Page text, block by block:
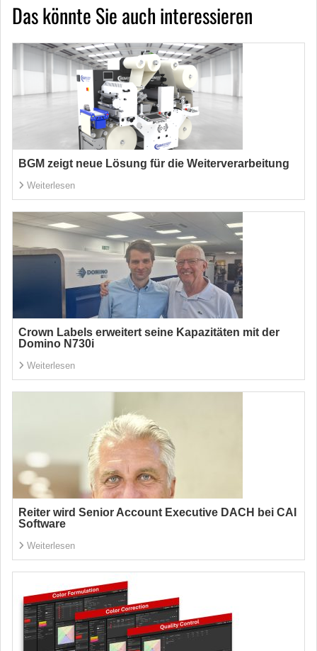
Das könnte Sie auch interessieren
BGM zeigt neue Lösung für die Weiterverarbeitung
Weiterlesen
Crown Labels erweitert seine Kapazitäten mit der
Domino N730i
Weiterlesen
Reiter wird Senior Account Executive DACH bei CAI
Software
Weiterlesen